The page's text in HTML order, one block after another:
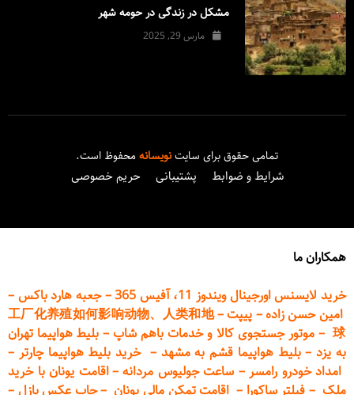
مشکل در زندگی در حومه شهر
مارس 29, 2025
تمامی حقوق برای سایتنویسانهمحفوظ است.
شرایط و ضوابط پشتیبانی حریم خصوصی
همکاران ما
خرید لایسنس اورجینال ویندوز 11، آفیس 365
–جعبه هارد باکس –
امین حسن زاده– پیپت–
工厂化养殖如何影响动物、人类和地
球
– موتور جستجوی کالا و خدمات باهم شاپ– بلیط هواپیما تهران
به یزد–بلیط هواپیما قشم به مشهد –خرید بلیط هواپیما چارتر –
امداد خودرو رامسر– ساعت جولیوس مردانه–اقامت یونان با خرید
ملک – فیلتر ساکورا – اقامت تمکن مالی یونان –چاپ عکس پازل –